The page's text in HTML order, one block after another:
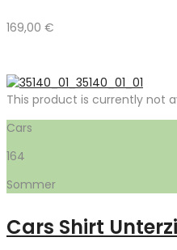
169,00 €
This product is currently not
Cars
164
Sommer
Cars Shirt